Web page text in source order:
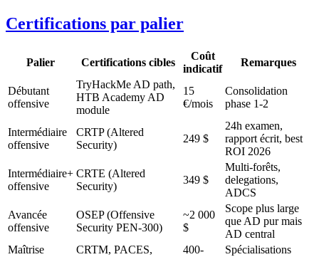
Certifications par palier
Palier Certifications cibles
Coût
indicatif
Remarques
Débutant
offensive
TryHackMe AD path,
HTB Academy AD
module
15
€/mois
Consolidation
phase 1-2
Intermédiaire
offensive
CRTP (Altered
Security)
249 $
24h examen,
rapport écrit, best
ROI 2026
Intermédiaire+
offensive
CRTE (Altered
Security)
349 $
Multi-forêts,
delegations,
ADCS
Avancée
offensive
OSEP (Offensive
Security PEN-300)
~2 000
$
Scope plus large
que AD pur mais
AD central
Maîtrise
CRTM, PACES,
400-
Spécialisations